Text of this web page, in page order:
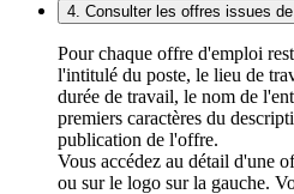
4. Consulter les offres issues
Pour chaque offre d'emploi
l'intitulé du poste, le lieu de
durée de travail, le nom de
premiers caractères du
publication de l'offre.
Vous accédez au détail d'une
ou sur le logo sur la gauche.